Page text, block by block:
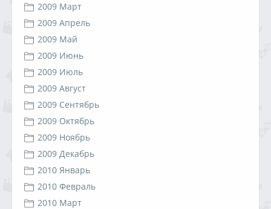
2009 Март
2009 Апрель
2009 Май
2009 Июнь
2009 Июль
2009 Август
2009 Сентябрь
2009 Октябрь
2009 Ноябрь
2009 Декабрь
2010 Январь
2010 Февраль
2010 Март